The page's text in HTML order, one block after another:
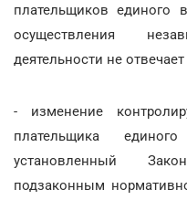
плательщиков
осуществления
деятельности не отвечает
- изменение
плательщика
установленный
подзаконным